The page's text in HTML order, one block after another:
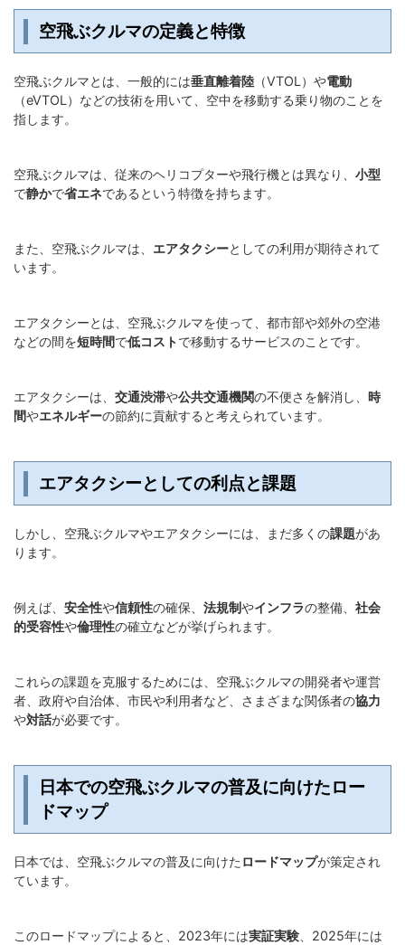
空飛ぶクルマの定義と特徴
空飛ぶクルマとは、一般的には垂直離着陸 （VTOL）や電動
（eVTOL）などの技術を用いて、空中を移動する乗り物のことを
指します。
空飛ぶクルマは、従来のヘリコプターや飛行機とは異なり、 小型
で静かで省エネであるという特徴を持ちます。
また、空飛ぶクルマは、 エアタクシーとしての利用が期待されて
います。
エアタクシーとは、空飛ぶクルマを使って、都市部や郊外の空港
などの間を短時間で低コストで移動するサービスのことです。
エアタクシーは、 交通渋滞や公共交通機関の不便さを解消し、 時
間やエネルギーの節約に貢献すると考えられています。
エアタクシーとしての利点と課題
しかし、空飛ぶクルマやエアタクシーには、まだ多くの課題があ
ります。
例えば、 安全性や信頼性の確保、 法規制やインフラの整備、 社会
的受容性や倫理性の確立などが挙げられます。
これらの課題を克服するためには、空飛ぶクルマの開発者や運営
者、政府や自治体、市民や利用者など、さまざまな関係者の協力
や対話が必要です。
日本での空飛ぶクルマの普及に向けたロー
ドマップ
日本では、空飛ぶクルマの普及に向けた ロードマップが策定され
ています。
このロードマップによると、2023年には実証実験 、2025年には